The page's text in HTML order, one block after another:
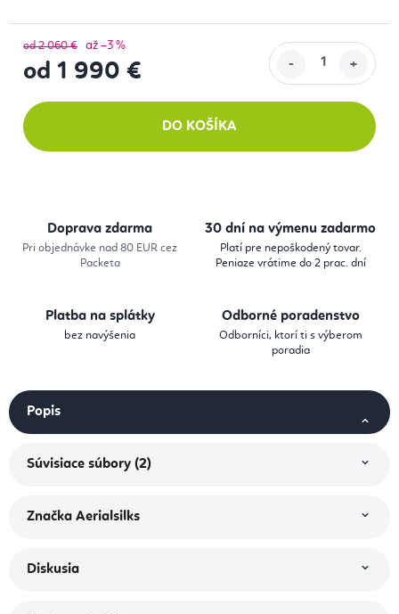
od 2 060 € až –3 %
od 1 990 €
DO KOŠÍKA
Doprava zdarma
Pri objednávke nad 80 EUR cez
Packeta
30 dní na výmenu zadarmo
Platí pre nepoškodený tovar.
Peniaze vrátime do 2 prac. dní
Platba na splátky
bez navýšenia
Odborné poradenstvo
Odborníci, ktorí ti s výberom
poradia
Popis
Súvisiace súbory (2)
Značka Aerialsilks
Diskusia